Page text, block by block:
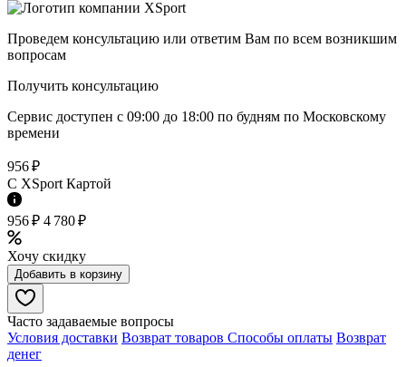
Проведем консультацию или ответим Вам по всем возникшим
вопросам
Получить консультацию
Сервис доступен с 09:00 до 18:00 по будням по Московcкому
времени
956 ₽
C XSport Картой
956 ₽ 4 780 ₽
Хочу скидку
Добавить в корзину
Часто задаваемые вопросы
Условия доставки Возврат товаров Способы оплаты Возврат
денег